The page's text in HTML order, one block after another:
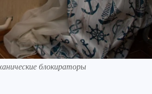
блокираторы